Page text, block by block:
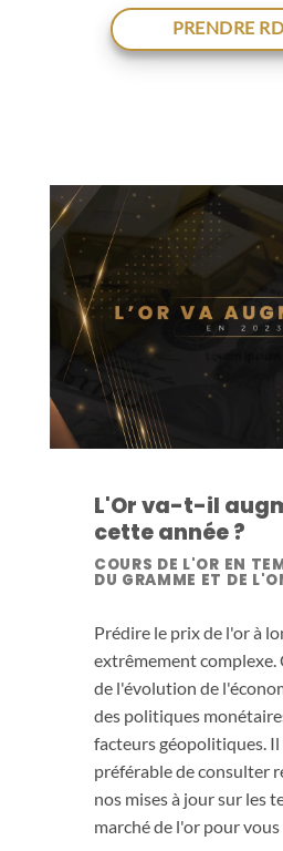
PRENDRE
L'Or va-t-il
cette année ?
COURS DE L'OR EN
DU GRAMME ET DE
Prédire le prix de l'or à
extrêmement complexe.
de l'évolution de
des politiques
facteurs géopolitiques.
préférable de consulter
nos mises à jour sur les
marché de l'or pour